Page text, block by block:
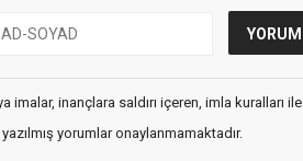
inançlara saldırı içeren, imla kuralları ile
yorumlar onaylanmamaktadır.